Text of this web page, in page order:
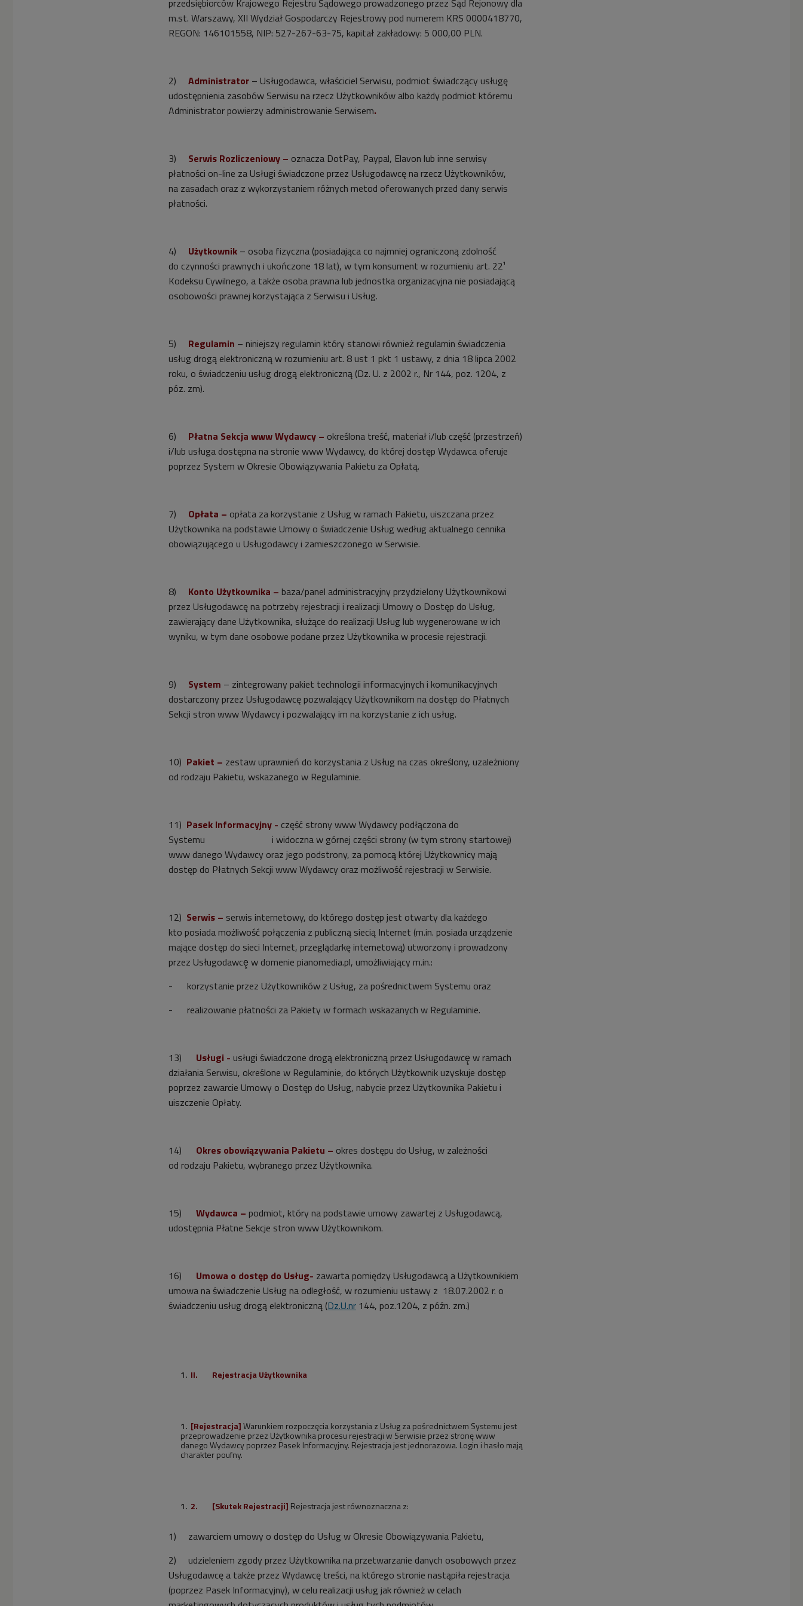
przedsiębiorców Krajowego Rejestru Sądowego prowadzonego przez Sąd Rejonowy dla
m.st. Warszawy, XII Wydział Gospodarczy Rejestrowy pod numerem KRS 0000418770,
REGON: 146101558, NIP: 527-267-63-75, kapitał zakładowy: 5 000,00 PLN.
2) Administrator – Usługodawca, właściciel Serwisu, podmiot świadczący usługę
udostępnienia zasobów Serwisu na rzecz Użytkowników albo każdy podmiot któremu
Administrator powierzy administrowanie Serwisem.
3) Serwis Rozliczeniowy – oznacza DotPay, Paypal, Elavon lub inne serwisy
płatności on-line za Usługi świadczone przez Usługodawcę na rzecz Użytkowników,
na zasadach oraz z wykorzystaniem różnych metod oferowanych przed dany serwis
płatności.
4) Użytkownik – osoba fizyczna (posiadająca co najmniej ograniczoną zdolność
do czynności prawnych i ukończone 18 lat), w tym konsument w rozumieniu art. 22¹
Kodeksu Cywilnego, a także osoba prawna lub jednostka organizacyjna nie posiadającą
osobowości prawnej korzystająca z Serwisu i Usług.
5) Regulamin – niniejszy regulamin który stanowi również̇ regulamin świadczenia
usług drogą elektroniczną w rozumieniu art. 8 ust 1 pkt 1 ustawy, z dnia 18 lipca 2002
roku, o świadczeniu usług drogą elektroniczną (Dz. U. z 2002 r., Nr 144, poz. 1204, z
póz. zm).
6) Płatna Sekcja www Wydawcy – określona treść, materiał i/lub część (przestrzeń)
i/lub usługa dostępna na stronie www Wydawcy, do której dostęp Wydawca oferuje
poprzez System w Okresie Obowiązywania Pakietu za Opłatą.
7) Opłata – opłata za korzystanie z Usług w ramach Pakietu, uiszczana przez
Użytkownika na podstawie Umowy o świadczenie Usług według aktualnego cennika
obowiązującego u Usługodawcy i zamieszczonego w Serwisie.
8) Konto Użytkownika – baza/panel administracyjny przydzielony Użytkownikowi
przez Usługodawcę na potrzeby rejestracji i realizacji Umowy o Dostęp do Usług,
zawierający dane Użytkownika, służące do realizacji Usług lub wygenerowane w ich
wyniku, w tym dane osobowe podane przez Użytkownika w procesie rejestracji.
9) System – zintegrowany pakiet technologii informacyjnych i komunikacyjnych
dostarczony przez Usługodawcę pozwalający Użytkownikom na dostęp do Płatnych
Sekcji stron www Wydawcy i pozwalający im na korzystanie z ich usług.
10) Pakiet – zestaw uprawnień do korzystania z Usług na czas określony, uzależniony
od rodzaju Pakietu, wskazanego w Regulaminie.
11) Pasek Informacyjny - część strony www Wydawcy podłączona do
Systemu i widoczna w górnej części strony (w tym strony startowej)
www danego Wydawcy oraz jego podstrony, za pomocą której Użytkownicy mają
dostęp do Płatnych Sekcji www Wydawcy oraz możliwość rejestracji w Serwisie.
12) Serwis – serwis internetowy, do którego dostęp jest otwarty dla każdego
kto posiada możliwość połączenia z publiczną siecią Internet (m.in. posiada urządzenie
mające dostęp do sieci Internet, przeglądarkę internetową) utworzony i prowadzony
przez Usługodawcę̨ w domenie pianomedia.pl, umożliwiający m.in.:
- korzystanie przez Użytkowników z Usług, za pośrednictwem Systemu oraz
- realizowanie płatności za Pakiety w formach wskazanych w Regulaminie.
13) Usługi - usługi świadczone drogą elektroniczną przez Usługodawcę̨ w ramach
działania Serwisu, określone w Regulaminie, do których Użytkownik uzyskuje dostęp
poprzez zawarcie Umowy o Dostęp do Usług, nabycie przez Użytkownika Pakietu i
uiszczenie Opłaty.
14) Okres obowiązywania Pakietu – okres dostępu do Usług, w zależności
od rodzaju Pakietu, wybranego przez Użytkownika.
15) Wydawca – podmiot, który na podstawie umowy zawartej z Usługodawcą,
udostępnia Płatne Sekcje stron www Użytkownikom.
16) Umowa o dostęp do Usług- zawarta pomiędzy Usługodawcą a Użytkownikiem
umowa na świadczenie Usług na odległość, w rozumieniu ustawy z 18.07.2002 r. o
świadczeniu usług drogą elektroniczną (Dz.U.nr 144, poz.1204, z późn. zm.)
II. Rejestracja Użytkownika
[Rejestracja]Warunkiem rozpoczęcia korzystania z Usług za pośrednictwem Systemu jest
przeprowadzenie przez Użytkownika procesu rejestracji w Serwisie przez stronę www
danego Wydawcy poprzez Pasek Informacyjny. Rejestracja jest jednorazowa. Login i hasło mają
charakter poufny.
2. [Skutek Rejestracji] Rejestracja jest równoznaczna z:
1) zawarciem umowy o dostęp do Usług w Okresie Obowiązywania Pakietu,
2) udzieleniem zgody przez Użytkownika na przetwarzanie danych osobowych przez
Usługodawcę a także przez Wydawcę treści, na którego stronie nastąpiła rejestracja
(poprzez Pasek Informacyjny), w celu realizacji usług jak również w celach